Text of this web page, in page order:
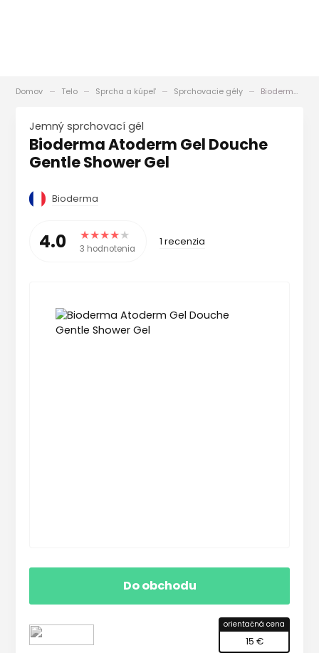
Domov Telo Sprcha a kúpeľ Sprchovacie gély Bioderma Atoderm Gel Douche Gentle Shower Gel
Jemný sprchovací gél
Bioderma Atoderm Gel Douche
Gentle Shower Gel
Bioderma
4.0 3 hodnotenia
1 recenzia
Do obchodu
orientačná cena
15 €